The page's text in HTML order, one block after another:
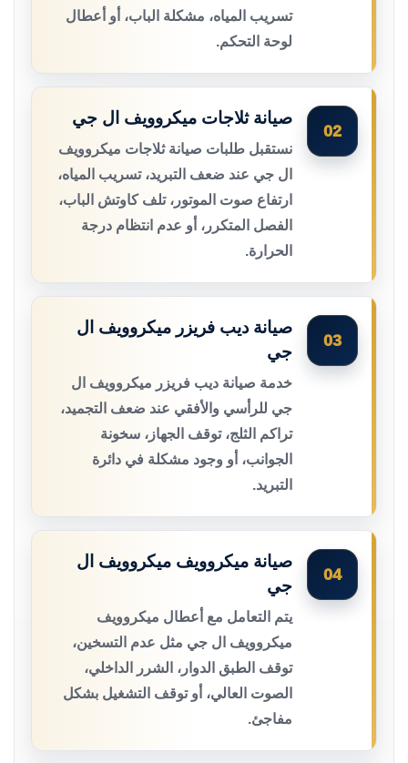
تسريب المياه، مشكلة الباب، أو أعطال
لوحة التحكم.
02
صيانة ثلاجات ميكروويف ال جي
نستقبل طلبات صيانة ثلاجات ميكروويف
ال جي عند ضعف التبريد، تسريب المياه،
ارتفاع صوت الموتور، تلف كاوتش الباب،
الفصل المتكرر، أو عدم انتظام درجة
الحرارة.
03
صيانة ديب فريزر ميكروويف ال
جي
خدمة صيانة ديب فريزر ميكروويف ال
جي للرأسي والأفقي عند ضعف التجميد،
تراكم الثلج، توقف الجهاز، سخونة
الجوانب، أو وجود مشكلة في دائرة
التبريد.
04
صيانة ميكروويف ميكروويف ال
جي
يتم التعامل مع أعطال ميكروويف
ميكروويف ال جي مثل عدم التسخين،
توقف الطبق الدوار، الشرر الداخلي،
الصوت العالي، أو توقف التشغيل بشكل
مفاجئ.